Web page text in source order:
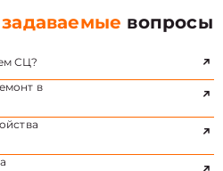
вопросы
СЦ?
в